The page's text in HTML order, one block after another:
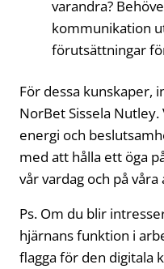
varandra?
kommunikation
förutsättningar
För dessa kunskaper,
NorBet Sissela
energi och
med att hålla ett öga
vår vardag och på
Ps. Om du blir
hjärnans funktion i
flagga för den digitala